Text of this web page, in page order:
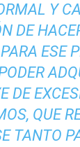
Y
DE
ESE
DE
QUE
TANTO